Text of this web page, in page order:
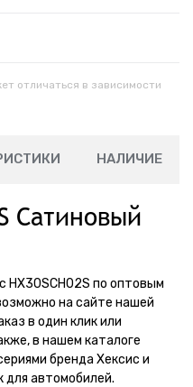
отличаться в зависимости
НАЛИЧИЕ
Сатиновый
HX30SCH02S по оптовым
на сайте нашей
в один клик или
в нашем каталоге
бренда Хексис и
для автомобилей.